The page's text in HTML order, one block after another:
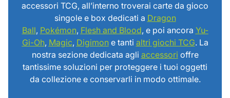
accessori TCG, all’interno troverai carte da gioco
singole e box dedicati a Dragon
Ball, Pokémon, Flesh and Blood, e poi ancora Yu-
Gi-Oh, Magic, Digimone tanti altri giochi TCG. La
nostra sezione dedicata agli accessori offre
tantissime soluzioni per proteggere i tuoi oggetti
da collezione e conservarli in modo ottimale.